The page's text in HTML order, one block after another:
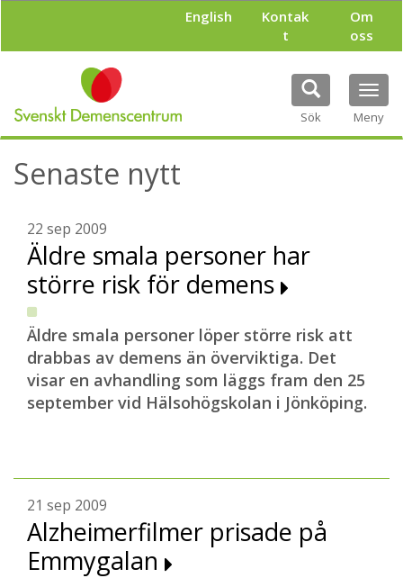
l
English
Kontak
t
Om
oss
Sök Meny
Senaste nytt
22 sep 2009
Äldre smala personer har
större risk för demens
Äldre smala personer löper större risk att
drabbas av demens än överviktiga. Det
visar en avhandling som läggs fram den 25
september vid Hälsohögskolan i Jönköping.
21 sep 2009
Alzheimerfilmer prisade på
Emmygalan